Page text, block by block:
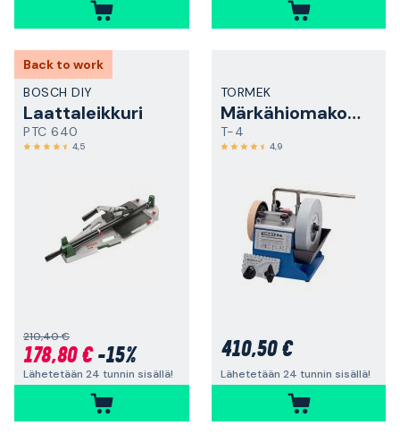
Back to work
BOSCH DIY
Laattaleikkuri
PTC 640
4,5
210,40 €
178,80 €-15%
Lähetetään 24 tunnin sisällä!
TORMEK
Märkähiomakone
T-4
4,9
410,50 €
Lähetetään 24 tunnin sisällä!